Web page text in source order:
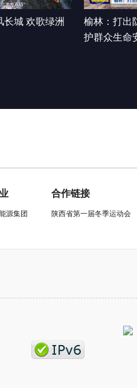
长城 欢歌绿洲
榆林：打出
护群众生命
源集团
合作链接
陕西省第一届冬季运动会